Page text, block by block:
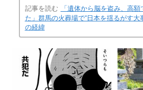
記事を読む
「遺体から脳を盗み、高
た」群馬の火葬場で“日本を揺るがす大
の経緯